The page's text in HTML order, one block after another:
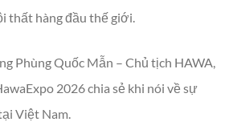
thất hàng đầu thế giới.
Phùng Quốc Mẫn – Chủ tịch HAWA,
2026 chia sẻ khi nói về sự
Việt Nam.